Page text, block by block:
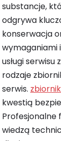
substancje,
odgrywa
konserwacja
wymaganiami
usługi
rodzaje
serwis.
kwestią
Profesjonalne
wiedzą